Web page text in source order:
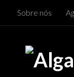
Skip to content
Sobre nós